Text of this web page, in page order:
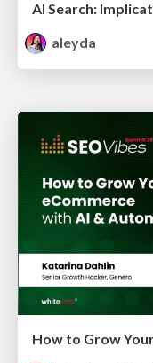
aleyda